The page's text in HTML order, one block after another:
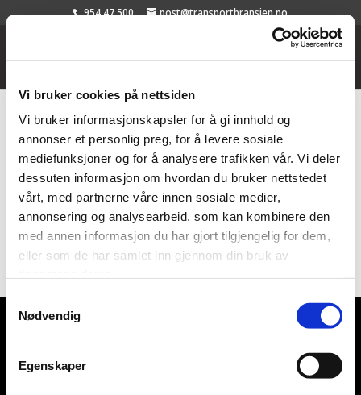
Vi bruker cookies på nettsiden
Vi bruker informasjonskapsler for å gi innhold og
annonser et personlig preg, for å levere sosiale
mediefunksjoner og for å analysere trafikken vår. Vi deler
dessuten informasjon om hvordan du bruker nettstedet
vårt, med partnerne våre innen sosiale medier,
annonsering og analysearbeid, som kan kombinere den
med annen informasjon du har gjort tilgjengelig for dem,
eller som de har samlet inn gjennom din bruk av
Samtykkevalg
Nødvendig
Egenskaper
954 47 500 post@transportbransjen.no
Hjem/ Kommune/ Stranda
Stranda
Viser det ene resultatet
E-TRANS AS